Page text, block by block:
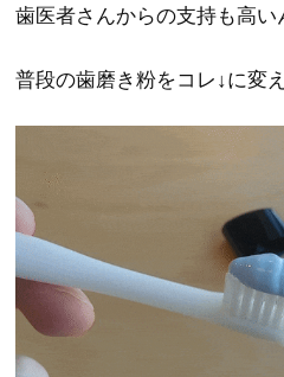
歯医者さんからの支持も高い
普段の歯磨き粉をコレ↓に変